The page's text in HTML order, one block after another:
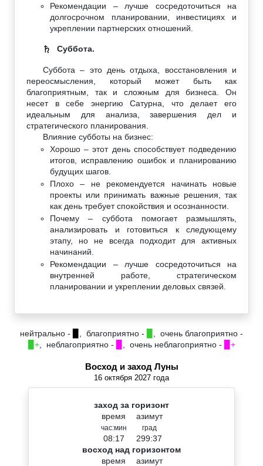
Рекомендации – лучше сосредоточиться на
долгосрочном планировании, инвестициях и
укреплении партнерских отношений.
♄ Суббота.
Суббота – это день отдыха, восстановления и
переосмысления, который может быть как
благоприятным, так и сложным для бизнеса. Он
несет в себе энергию Сатурна, что делает его
идеальным для анализа, завершения дел и
стратегического планирования.
Влияние субботы на бизнес:
Хорошо – этот день способствует подведению
итогов, исправлению ошибок и планированию
будущих шагов.
Плохо – не рекомендуется начинать новые
проекты или принимать важные решения, так
как день требует спокойствия и осознанности.
Почему – суббота помогает размышлять,
анализировать и готовиться к следующему
этапу, но не всегда подходит для активных
начинаний.
Рекомендации – лучше сосредоточиться на
внутренней работе, стратегическом
планировании и укреплении деловых связей.
нейтрально - , благоприятно -
, очень благоприятно -
▉+, неблагоприятно - , очень неблагоприятно - ▉+
Восход и заход Луны
16 октября 2027 года
заход за горизонт
время
час:мин
08:17
азимут
град
299:37
восход над горизонтом
время
азимут